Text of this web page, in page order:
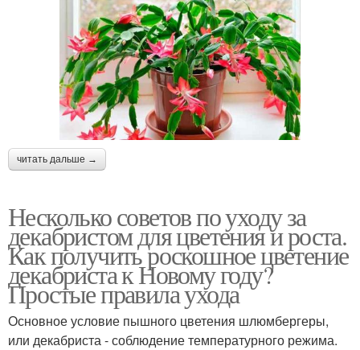
читать дальше →
Несколько советов по уходу за
декабристом для цветения и роста.
Как получить роскошное цветение
декабриста к Новому году?
Простые правила ухода
Основное условие пышного цветения шлюмбергеры,
или декабриста - соблюдение температурного режима.